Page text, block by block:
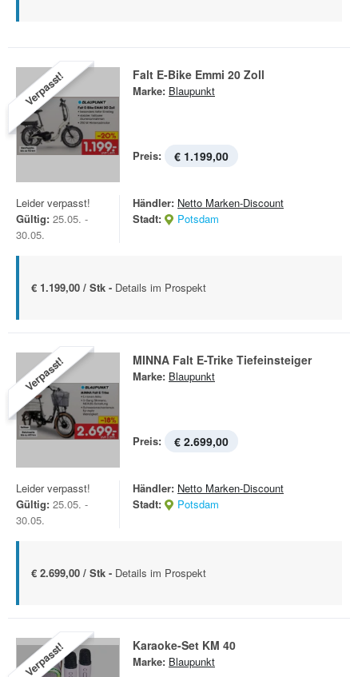
Verpasst! Falt E-Bike Emmi 20 Zoll
Marke: Blaupunkt
Preis: € 1.199,00
Leider verpasst!
Gültig: 25.05. -
30.05.
Händler: Netto Marken-Discount
Stadt:
Potsdam
€ 1.199,00 / Stk - Details im Prospekt
Verpasst! MINNA Falt E-Trike Tiefeinsteiger
Marke: Blaupunkt
Preis: € 2.699,00
Leider verpasst!
Gültig: 25.05. -
30.05.
Händler: Netto Marken-Discount
Stadt:
Potsdam
€ 2.699,00 / Stk - Details im Prospekt
Verpasst! Karaoke-Set KM 40
Marke: Blaupunkt